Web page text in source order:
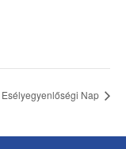
Esélyegyenlőségi Nap